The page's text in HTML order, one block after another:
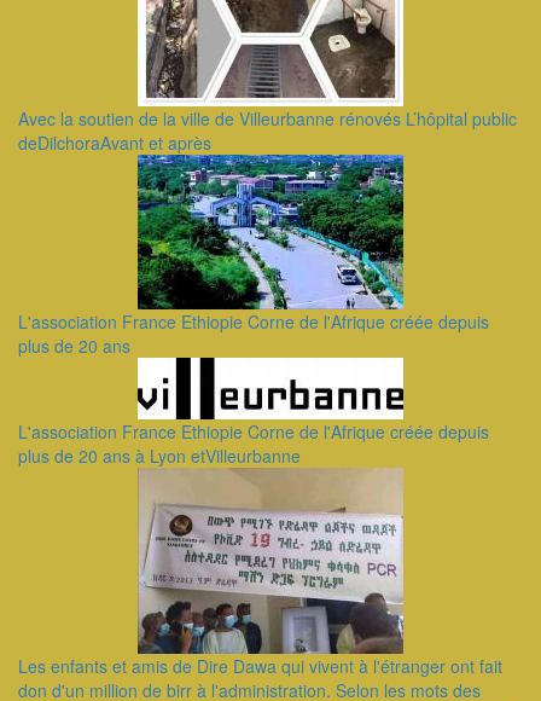
Avec la soutien de la ville de Villeurbanne rénovés L’hôpital public
deDilchoraAvant et après
L'association France Ethiopie Corne de l'Afrique créée depuis
plus de 20 ans
L'association France Ethiopie Corne de l'Afrique créée depuis
plus de 20 ans à Lyon etVilleurbanne
Les enfants et amis de Dire Dawa qui vivent à l'étranger ont fait
don d'un million de birr à l'administration. Selon les mots des